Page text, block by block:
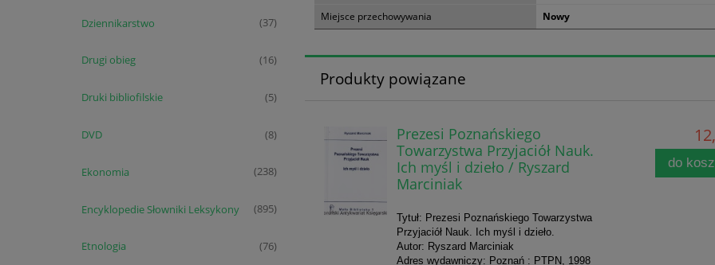
Dziennikarstwo (37)
Drugi obieg (16)
Druki bibliofilskie (5)
DVD (8)
Ekonomia (238)
Encyklopedie Słowniki Leksykony (895)
Etnologia (76)
Miejsce przechowywania
Nowy
Produkty powiązane
Prezesi Poznańskiego
Towarzystwa Przyjaciół Nauk.
Ich myśl i dzieło / Ryszard
Marciniak
Tytuł: Prezesi Poznańskiego Towarzystwa
Przyjaciół Nauk. Ich myśl i dzieło.
Autor: Ryszard Marciniak
Adres wydawniczy: Poznań : PTPN, 1998
do